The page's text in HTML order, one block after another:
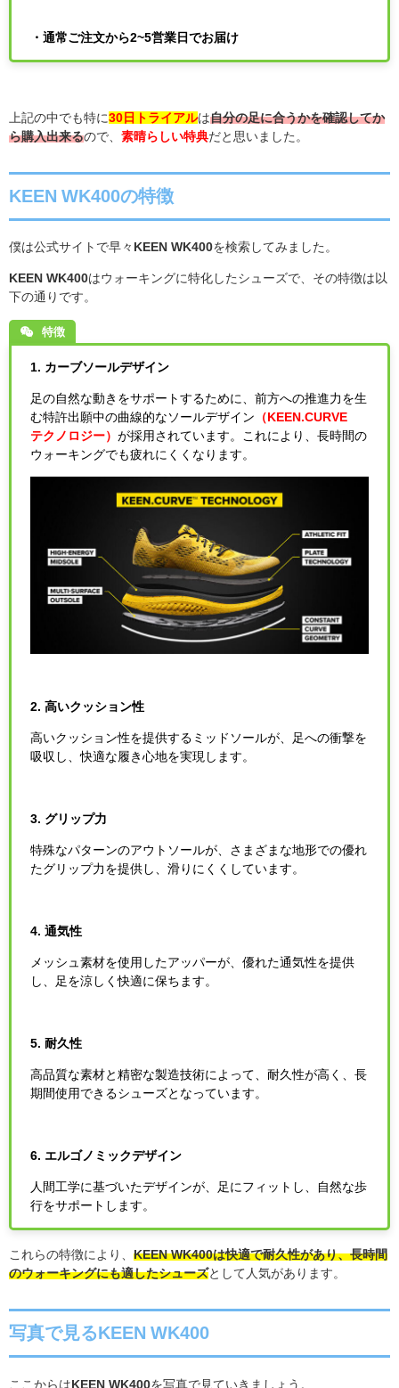
・通常ご注文から2~5営業日でお届け
上記の中でも特に30日トライアルは自分の足に合うかを確認してか
ら購入出来るので、 素晴らしい特典だと思いました。
KEEN WK400の特徴
僕は公式サイトで早々 KEEN WK400を検索してみました。
KEEN WK400はウォーキングに特化したシューズで、その特徴は以
下の通りです。
特徴
1. カーブソールデザイン
足の自然な動きをサポートするために、前方への推進力を生
む特許出願中の曲線的なソールデザイン （KEEN.CURVE™︎
テクノロジー） が採用されています。これにより、長時間の
ウォーキングでも疲れにくくなります。
2. 高いクッション性
高いクッション性を提供するミッドソールが、足への衝撃を
吸収し、快適な履き心地を実現します。
3. グリップ力
特殊なパターンのアウトソールが、さまざまな地形での優れ
たグリップ力を提供し、滑りにくくしています。
4. 通気性
メッシュ素材を使用したアッパーが、優れた通気性を提供
し、足を涼しく快適に保ちます。
5. 耐久性
高品質な素材と精密な製造技術によって、耐久性が高く、長
期間使用できるシューズとなっています。
6. エルゴノミックデザイン
人間工学に基づいたデザインが、足にフィットし、自然な歩
行をサポートします。
これらの特徴により、 KEEN WK400は快適で耐久性があり、長時間
のウォーキングにも適したシューズとして人気があります。
写真で見るKEEN WK400
ここからはKEEN WK400を写真で見ていきましょう。